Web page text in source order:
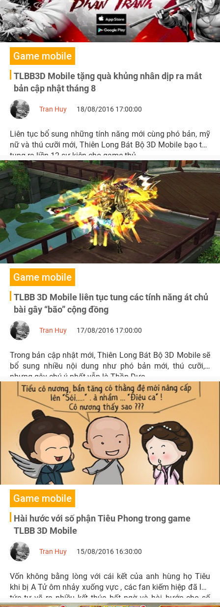
Game mobile
TLBB3D Mobile tặng quà khủng nhân dịp ra mắt
bản cập nhật tháng 8
Tran Huy 18/08/2016 17:00:00
Liên tục bổ sung những tính năng mới cùng phó bản, mỹ
nữ và thú cưỡi mới, Thiên Long Bát Bộ 3D Mobile bạo tay
tung ra liền 12 sự kiện cho game thủ.
Game mobile
TLBB 3D Mobile liên tục tung các tính năng át chủ
bài gây “bão” cộng đồng
Tran Huy 17/08/2016 17:00:00
Trong bản cập nhật mới, Thiên Long Bát Bộ 3D Mobile sẽ
bổ sung nhiều nội dung như phó bản mới, thú cưỡi,…
nhưng gây chú ý nhất vẫn là Thần Dực.
Game mobile
Hài hước với số phận Tiêu Phong trong game
TLBB 3D Mobile
Tran Huy 15/08/2016 16:30:00
Vốn không bằng lòng với cái kết của anh hùng họ Tiêu
khi bị A Tử ôm nhảy xuống vực , các fan kiếm hiệp đã lập
tức tự vẽ ra nhiều kết thúc bất ngờ và hài hước cho số